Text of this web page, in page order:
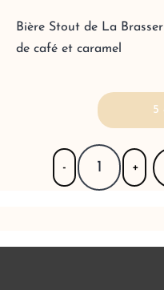
Bière Stout de La
de café et caramel
5
- +